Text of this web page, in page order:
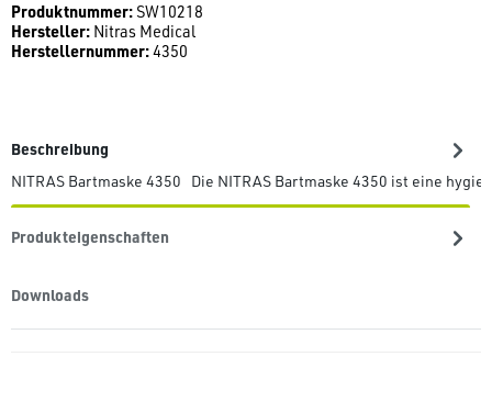
Produktnummer:SW10218
Hersteller: Nitras Medical
Herstellernummer:4350
Beschreibung
NITRAS Bartmaske 4350 Die NITRAS Bartmaske 4350 ist eine
Produkteigenschaften
Downloads